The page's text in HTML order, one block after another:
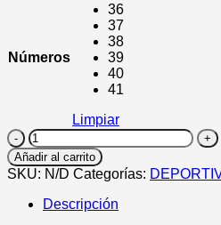
Números
36
37
38
39
40
41
Limpiar
JOGGO
CLASSIC
cantidad
Añadir al carrito
SKU: N/D Categorías:
Descripción